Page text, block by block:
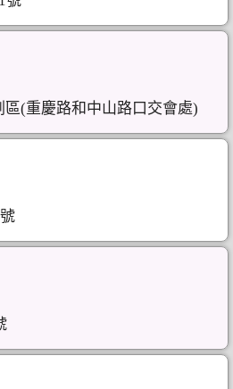
(重慶路和中山路口交會處)